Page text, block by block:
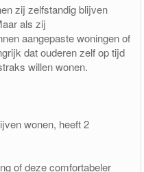
zij zelfstandig blijven
als zij
aangepaste woningen of
dat ouderen zelf op tijd
willen wonen.
wonen, heeft 2
of deze comfortabeler